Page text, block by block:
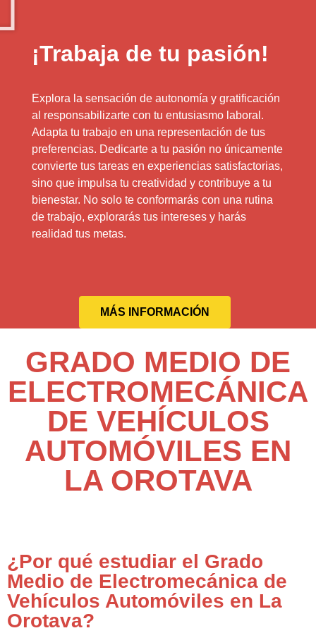
¡Trabaja de tu pasión!
Explora la sensación de autonomía y gratificación
al responsabilizarte con tu entusiasmo laboral.
Adapta tu trabajo en una representación de tus
preferencias. Dedicarte a tu pasión no únicamente
convierte tus tareas en experiencias satisfactorias,
sino que impulsa tu creatividad y contribuye a tu
bienestar. No solo te conformarás con una rutina
de trabajo, explorarás tus intereses y harás
realidad tus metas.
MÁS INFORMACIÓN
GRADO MEDIO DE
ELECTROMECÁNICA
DE VEHÍCULOS
AUTOMÓVILES EN
LA OROTAVA
¿Por qué estudiar el Grado
Medio de Electromecánica de
Vehículos Automóviles en La
Orotava?